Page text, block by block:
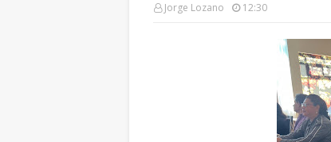
Jorge Lozano 12:30